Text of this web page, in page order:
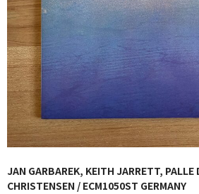
GG RECORD （当店のレーベル）
全商品
JAZZ-US
BLUE NOTE
JAZZ-EU
JAZZ-JP
JAN GARBAREK, KEITH JARRETT,
CHRISTENSEN / ECM1050ST GERMANY